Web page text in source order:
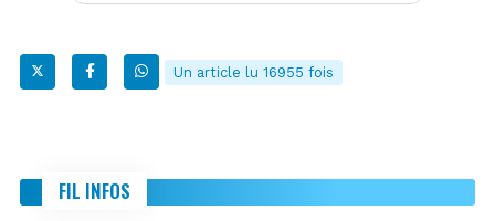
Un article lu 16955 fois
FIL INFOS